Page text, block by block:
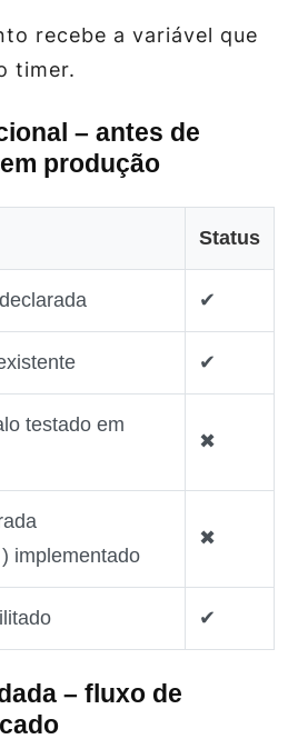
recebe a variável que
timer.
– antes de
produção
Status
✔
✔
testado em
✖
) implementado
✖
✔
– fluxo de